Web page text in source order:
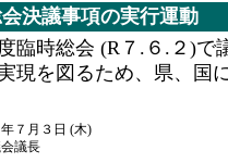
決議事項の実行運動
臨時総会 (R７.６.２)で
現を図るため、県、国
７月３日 (木)
議長